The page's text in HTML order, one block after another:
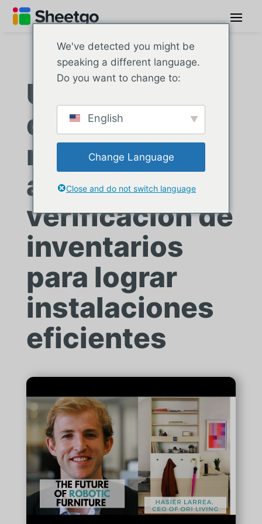
Una empresa
de mobiliario
robotizado
automatiza la
verificación de
inventarios
para lograr
instalaciones
eficientes
We've detected you might be
speaking a different language.
Do you want to change to:
English
Change Language
Close and do not switch language